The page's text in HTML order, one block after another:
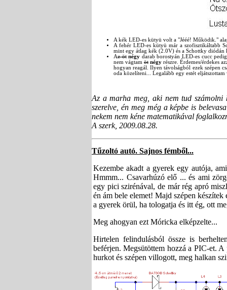
A kék LED-es kütyü volt a "Jééé! Működik."
A fehér LED-es kütyü már a szofisztikáltabb
mint egy átlag kék (2.0V) és a Schottky
Az öt négy darab borostyán LED-es cucc
nem vágtam öt négy részre. Érdemes/érdekes
hogyan reagál. Ilyen távolságból ezek szépen
oda közelíteni... Legalább egy estét eljátszottam
Az a marha meg, aki nem tud számolni
szerelve, én meg még a képbe is
nekem nem kéne matematikával
A szerk, 2009.08.28.
Tűzoltó autó. Sajnos fémből...
Kezembe akadt a gyerek egy autója,
Hmmm... Csavarhúzó elő ... és ami
egy pici szirénával, de már rég apró
én ám bele elemet! Majd szépen
a gyerek örül, ha tologatja és itt ég, ott
Meg ahogyan ezt Móricka elképzelte...
Hirtelen felindulásból össze is
beférjen. Megsütöttem hozzá a PIC-et.
hurkot és szépen villogott, meg halkan